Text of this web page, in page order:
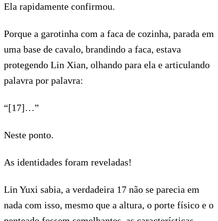
Ela rapidamente confirmou.
Porque a garotinha com a faca de cozinha, parada em
uma base de cavalo, brandindo a faca, estava
protegendo Lin Xian, olhando para ela e articulando
palavra por palavra:
“[17]…”
Neste ponto.
As identidades foram reveladas!
Lin Yuxi sabia, a verdadeira 17 não se parecia em
nada com isso, mesmo que a altura, o porte físico e o